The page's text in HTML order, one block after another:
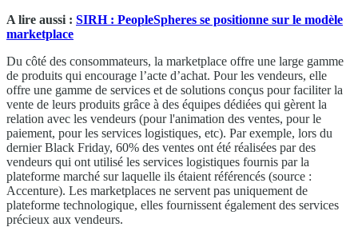
A lire aussi : SIRH : PeopleSpheres se positionne sur le modèle
marketplace
Du côté des consommateurs, la marketplace offre une large gamme
de produits qui encourage l’acte d’achat. Pour les vendeurs, elle
offre une gamme de services et de solutions conçus pour faciliter la
vente de leurs produits grâce à des équipes dédiées qui gèrent la
relation avec les vendeurs (pour l'animation des ventes, pour le
paiement, pour les services logistiques, etc). Par exemple, lors du
dernier Black Friday, 60% des ventes ont été réalisées par des
vendeurs qui ont utilisé les services logistiques fournis par la
plateforme marché sur laquelle ils étaient référencés (source :
Accenture). Les marketplaces ne servent pas uniquement de
plateforme technologique, elles fournissent également des services
précieux aux vendeurs.